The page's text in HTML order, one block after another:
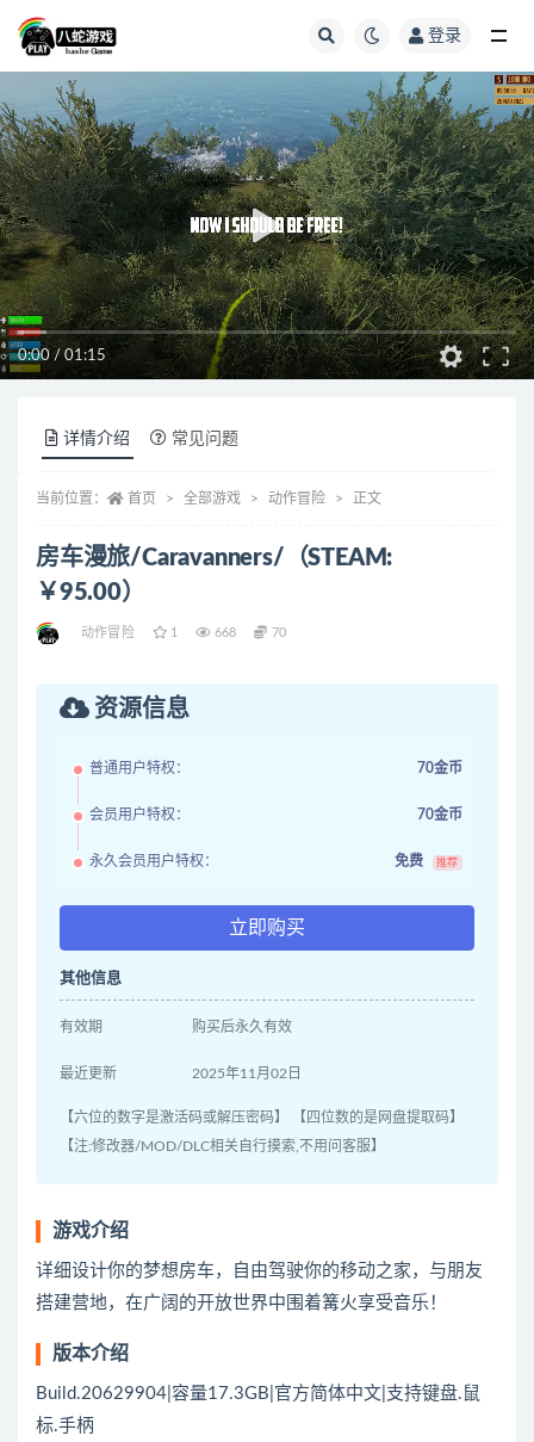
登录
0:00/01:15
详情介绍 常见问题
当前位置： 首页 全部游戏 动作冒险 正文
房车漫旅/Caravanners/（STEAM:
￥95.00）
动作冒险 1 668 70
资源信息
普通用户特权： 70金币
会员用户特权： 70金币
永久会员用户特权： 免费 推荐
立即购买
其他信息
有效期 购买后永久有效
最近更新 2025年11月02日
【六位的数字是激活码或解压密码】 【四位数的是网盘提取码】
【注:修改器/MOD/DLC相关自行摸索,不用问客服】
游戏介绍
详细设计你的梦想房车，自由驾驶你的移动之家，与朋友
搭建营地，在广阔的开放世界中围着篝火享受音乐！
版本介绍
Build.20629904|容量17.3GB|官方简体中文|支持键盘.鼠
标.手柄